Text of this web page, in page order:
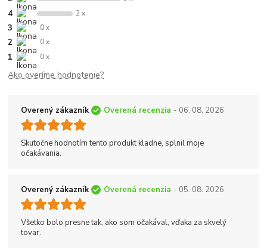
4 2 x
3 0 x
2 0 x
1 0 x
Ako overíme hodnotenie?
Overený zákazník Overená recenzia - 06. 08. 2026
Skutočne hodnotím tento produkt kladne, splnil moje
očakávania.
Overený zákazník Overená recenzia - 05. 08. 2026
Všetko bolo presne tak, ako som očakával, vďaka za skvelý
tovar.